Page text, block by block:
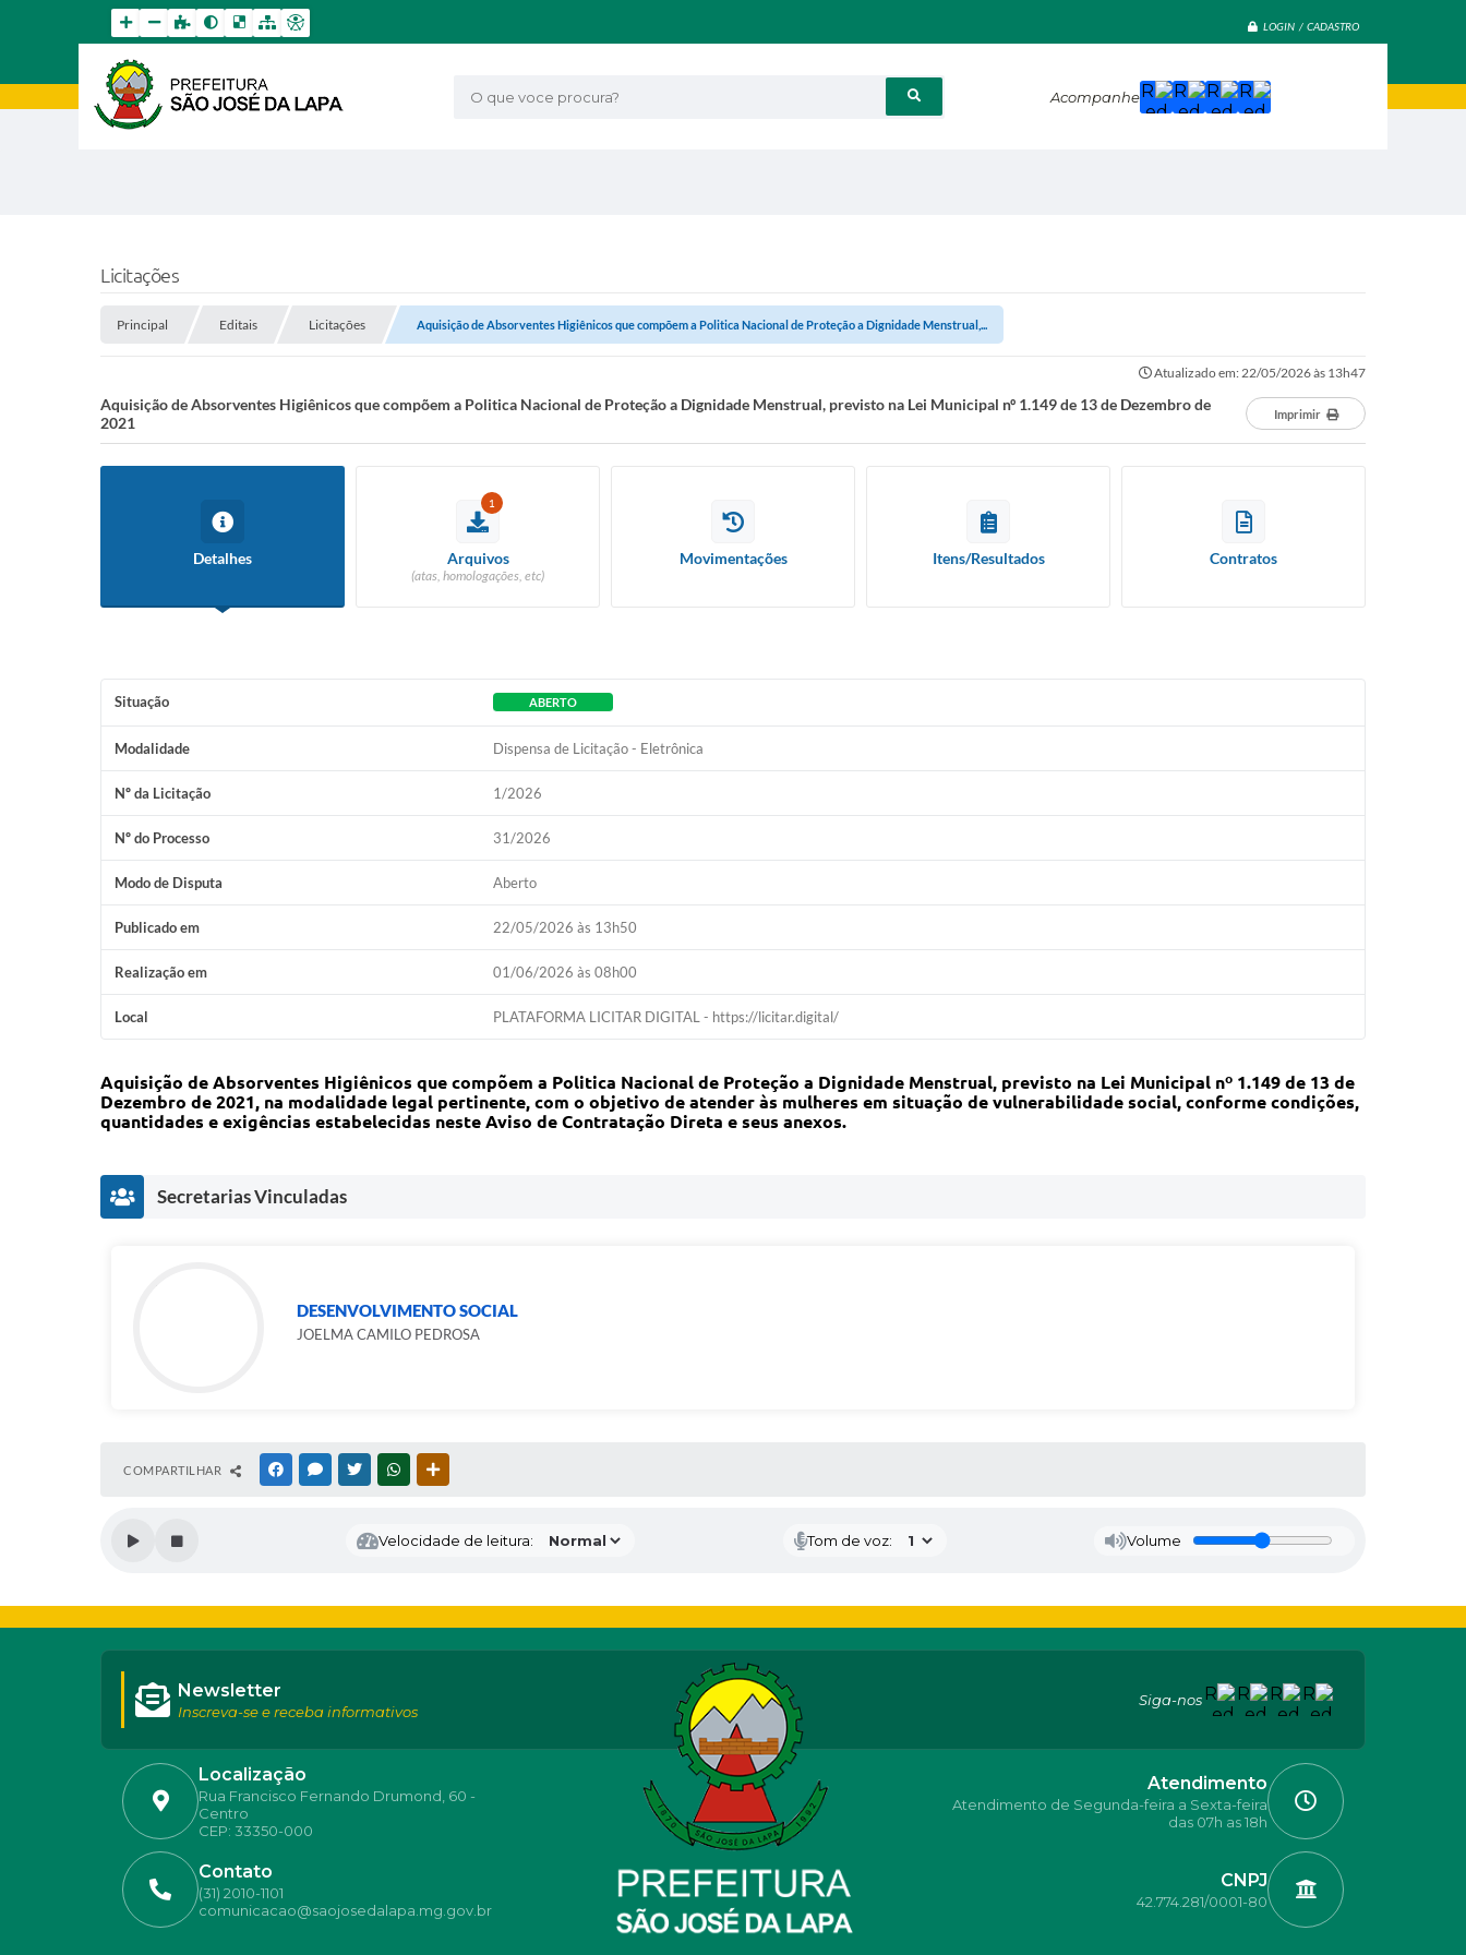
LOGIN / CADASTRO
O que voce procura? Acompanhe
Licitações
Principal Editais Licitações Aquisição de Absorventes Higiênicos que compõem a Politica Nacional de Proteção a Dignidade Menstrual,...
Atualizado em: 22/05/2026 às 13h47
Aquisição de Absorventes Higiênicos que compõem a Politica Nacional de Proteção a Dignidade Menstrual, previsto na Lei Municipal nº 1.149 de 13 de Dezembro de
2021
Imprimir
Detalhes
1
Arquivos
(atas, homologações, etc)
Movimentações Itens/Resultados Contratos
Situação ABERTO
Modalidade Dispensa de Licitação - Eletrônica
Nº da Licitação 1/2026
Nº do Processo 31/2026
Modo de Disputa Aberto
Publicado em 22/05/2026 às 13h50
Realização em 01/06/2026 às 08h00
Local PLATAFORMA LICITAR DIGITAL - https://licitar.digital/
Aquisição de Absorventes Higiênicos que compõem a Politica Nacional de Proteção a Dignidade Menstrual, previsto na Lei Municipal nº 1.149 de 13 de
Dezembro de 2021, na modalidade legal pertinente, com o objetivo de atender às mulheres em situação de vulnerabilidade social, conforme condições,
quantidades e exigências estabelecidas neste Aviso de Contratação Direta e seus anexos.
Secretarias Vinculadas
DESENVOLVIMENTO SOCIAL
JOELMA CAMILO PEDROSA
COMPARTILHAR FACEBOOKMESSENGER
TWITTERWHATSAPP
Velocidade de leitura: Tom de voz: Volume
Siga-nos
Localização
Rua Francisco Fernando Drumond, 60 -
Centro
CEP: 33350-000
Contato
(31) 2010-1101
comunicacao@saojosedalapa.mg.gov.br
Atendimento
Atendimento de Segunda-feira a Sexta-feira
das 07h as 18h
CNPJ
42.774.281/0001-80
Newsletter
Inscreva-se e receba informativos